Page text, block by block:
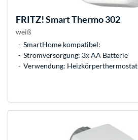
FRITZ!Smart Thermo 302
weiß
SmartHome kompatibel:
Stromversorgung: 3x AA Batterie
Verwendung: Heizkörperthermostat